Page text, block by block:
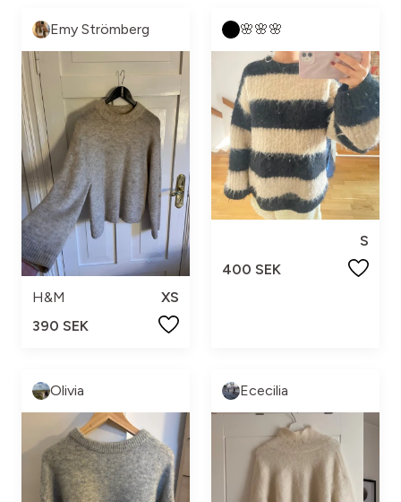
Emy Strömberg
H&M
XS
390 SEK
🌸🌸🌸
S
400 SEK
Olivia Ececilia